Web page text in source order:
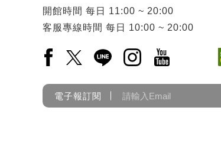
開館時間 每日
11:00 ~ 20:00
客服專線時間 每日 10:00 ~ 20:00
Facebook(另開新視窗)
X(另開新視窗)
LINE(另開新視窗)
Instagram(另開新
YouTube(另
電子報訂閱